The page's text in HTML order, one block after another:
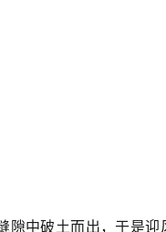
隙中破土而出，于是迎